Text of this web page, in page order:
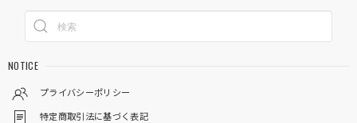
NOTICE
プライバシーポリシー
特定商取引法に基づく表記